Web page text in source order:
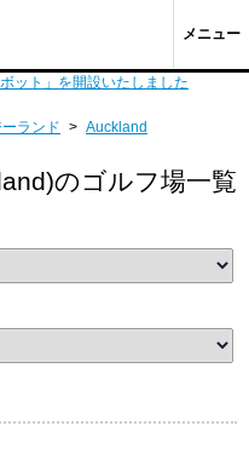
メニュー
ット」を開設いたしました
ランド > Auckland
のゴルフ場一覧